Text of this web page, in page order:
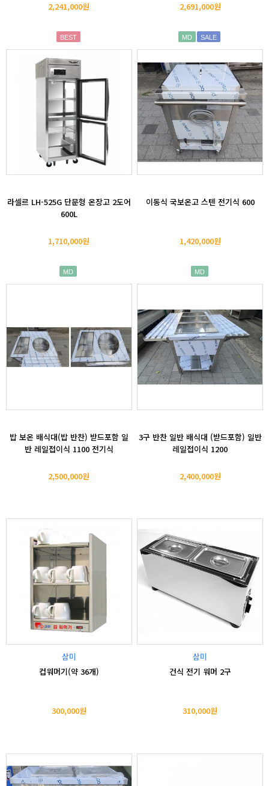
2,241,000원
BEST
2,691,000원
MD SALE
라셀르 LH-525G 단문형 온장고 2도어
600L
1,710,000원
MD
이동식 국보온고 스텐 전기식 600
1,420,000원
MD
밥 보온 배식대(밥 반찬) 받드포함 일
반 레일접이식 1100 전기식
2,500,000원
3구 반찬 일반 배식대 (받드포함) 일반
레일접이식 1200
2,400,000원
삼미
컵워머기(약 36개)
300,000원
삼미
건식 전기 워머 2구
310,000원